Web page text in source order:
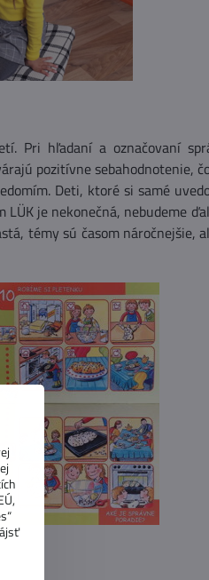
Pri hľadaní a označovaní
pozitívne sebahodnotenie,
Deti, ktoré si samé
je nekonečná, nebudeme
témy sú časom náročnejšie,